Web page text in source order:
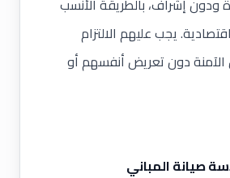
يجب عليهم الالتزام
دون تعريض أنفسهم أو
صيانة المباني